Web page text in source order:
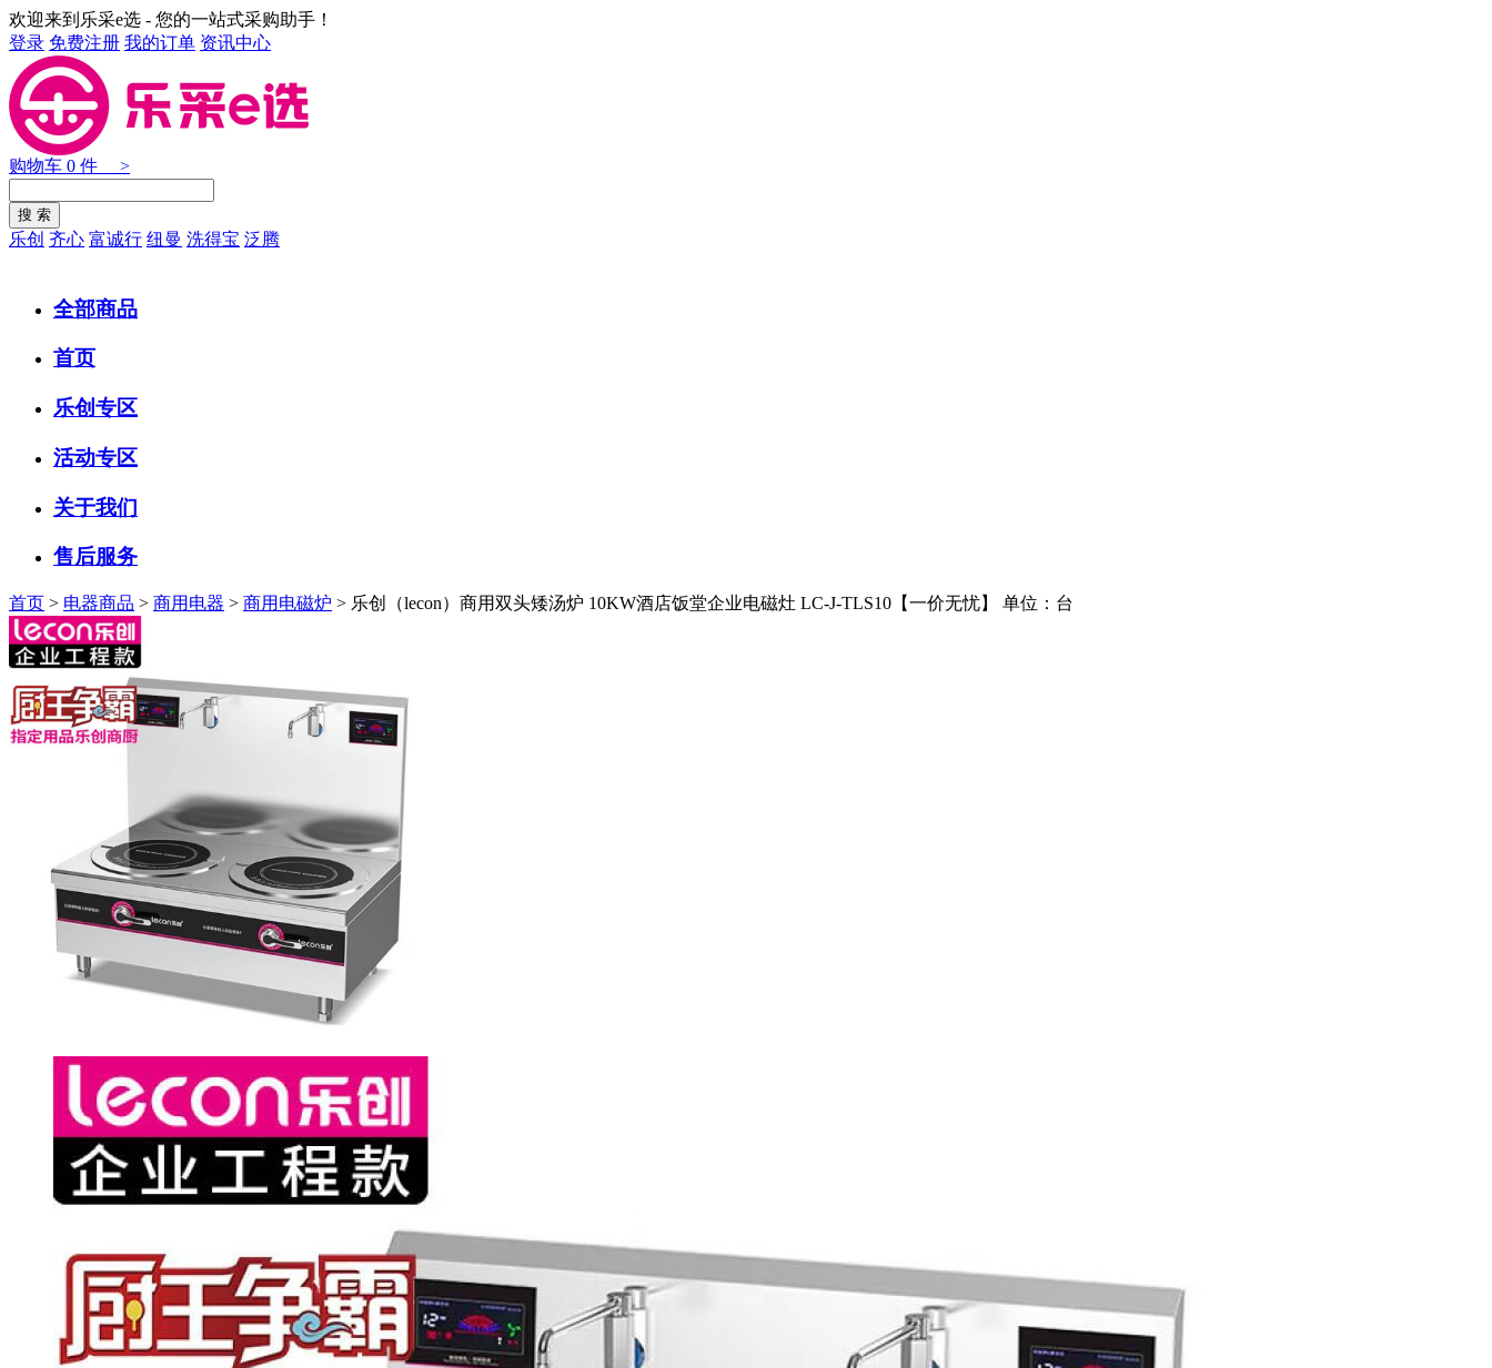
欢迎来到乐采e选 - 您的一站式采购助手！
登录 免费注册 我的订单 资讯中心
购物车 0 件 >
乐创 齐心 富诚行 纽曼 洗得宝 泛腾
全部商品
首页
乐创专区
活动专区
关于我们
售后服务
首页 > 电器商品 > 商用电器 > 商用电磁炉 > 乐创（lecon）商用双头矮汤炉 10KW酒店饭堂企业电磁灶 LC-J-TLS10【一价无忧】 单位：台